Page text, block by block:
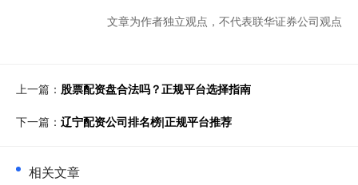
文章为作者独立观点，不代表联华证券公司观点
上一篇： 股票配资盘合法吗？正规平台选择指南
下一篇： 辽宁配资公司排名榜|正规平台推荐
相关文章